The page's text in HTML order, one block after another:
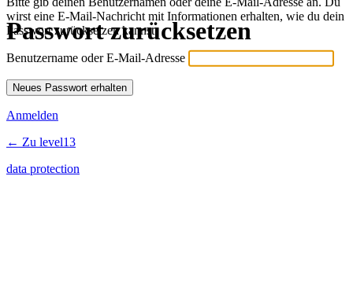
Passwort zurücksetzen
wirst eine E-Mail-Nachricht mit Informationen erhalten, wie du dein
Passwort zurücksetzen kannst.
Benutzername oder E-Mail-Adresse
Anmelden
← Zu level13
data protection